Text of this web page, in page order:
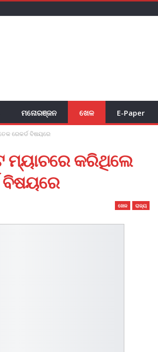
ମନୋରଞ୍ଜନ ଖେଳ E-Paper
ରେକର୍ଡ ବିଷୟରେ
ମ୍ୟାଚରେ କରିଥିଲେ
ବିଷୟରେ
ଖେଳ ରାଜ୍ୟ